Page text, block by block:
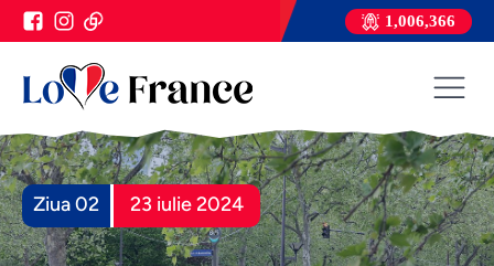
1,006,366
Ziua 02 23 iulie 2024